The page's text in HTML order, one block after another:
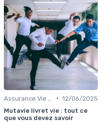
• 12/06/2025
Mutavie livret vie : tout ce
que vous devez savoir